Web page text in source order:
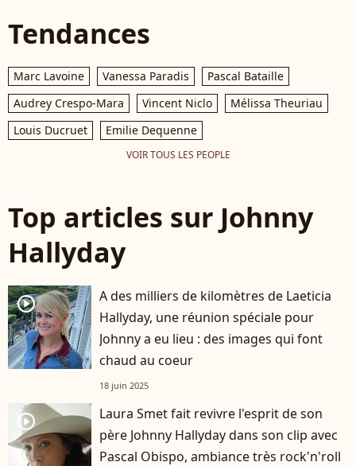
Tendances
Marc Lavoine Vanessa Paradis
Pascal Bataille
Audrey Crespo-Mara
Vincent Niclo
Mélissa Theuriau
Louis Ducruet
Emilie Dequenne
VOIR TOUS LES PEOPLE
Top articles sur Johnny
Hallyday
player2
A des milliers de kilomètres de Laeticia
Hallyday, une réunion spéciale pour
Johnny a eu lieu : des images qui font
chaud au coeur
18 juin 2025
player2
Laura Smet fait revivre l'esprit de son
père Johnny Hallyday dans son clip avec
Pascal Obispo, ambiance très rock'n'roll